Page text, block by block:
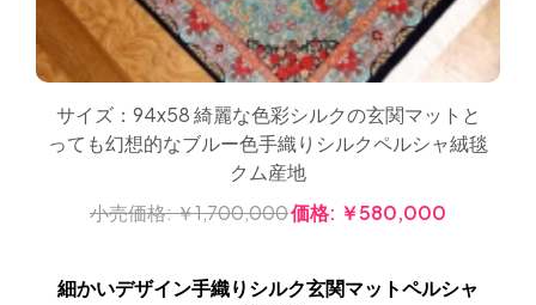
サイズ：94x58 綺麗な色彩シルクの玄関マットと
っても幻想的なブルー色手織りシルクペルシャ絨毯
クム産地
小売価格:￥1,700,000価格: ￥580,000
細かいデザイン手織りシルク玄関マットペルシャ